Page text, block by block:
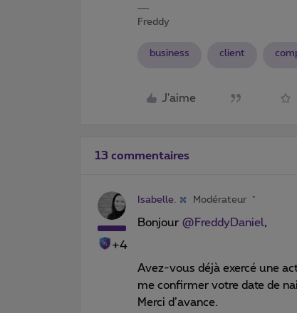
Freddy
business client
J'aime
13 commentaires
+4
Isabelle. Modérateur
Bonjour @FreddyDaniel,
Avez-vous déjà exercé une
me confirmer votre date de
Merci d’avance.